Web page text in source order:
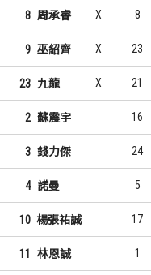
8 周承睿 X 8
9 巫紹齊 X 23
23 九龍 X 21
2 蘇震宇 16
3 錢力傑 24
4 諾曼 5
10 楊張祐誠 17
11 林恩誠 1